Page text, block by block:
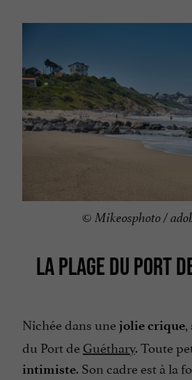
© Mikeosphoto /
LA PLAGE DU PORT
Nichée dans unejolie crique,
du Port deGuéthary. Toute
intimiste. Son cadre est à la